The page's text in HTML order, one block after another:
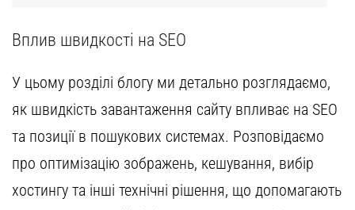
Вплив швидкості на SEO
У цьому розділі блогу ми детально розглядаємо,
як швидкість завантаження сайту впливає на SEO
та позиції в пошукових системах. Розповідаємо
про оптимізацію зображень, кешування, вибір
хостингу та інші технічні рішення, що допомагають